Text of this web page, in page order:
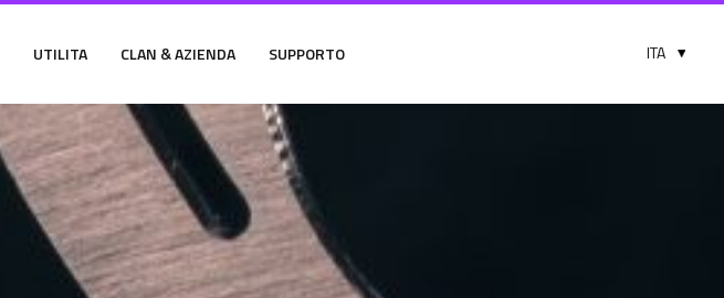
UTILITA CLAN & AZIENDA SUPPORTO